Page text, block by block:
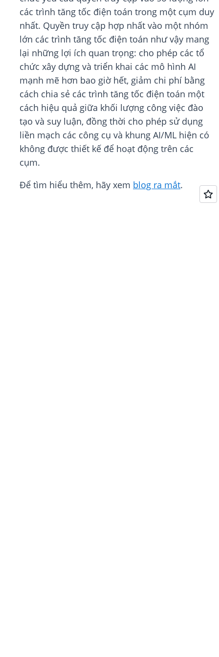
các trình tăng tốc điện toán trong một cụm duy
nhất. Quyền truy cập hợp nhất vào một nhóm
lớn các trình tăng tốc điện toán như vậy mang
lại những lợi ích quan trọng: cho phép các tổ
chức xây dựng và triển khai các mô hình AI
mạnh mẽ hơn bao giờ hết, giảm chi phí bằng
cách chia sẻ các trình tăng tốc điện toán một
cách hiệu quả giữa khối lượng công việc đào
tạo và suy luận, đồng thời cho phép sử dụng
liền mạch các công cụ và khung AI/ML hiện có
không được thiết kế để hoạt động trên các
cụm.
Để tìm hiểu thêm, hãy xem blog ra mắt.